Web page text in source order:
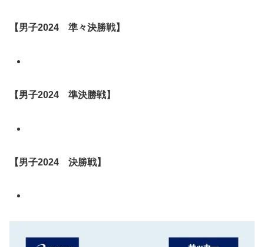
【男子2024 準々決勝戦】
【男子2024 準決勝戦】
【男子2024 決勝戦】